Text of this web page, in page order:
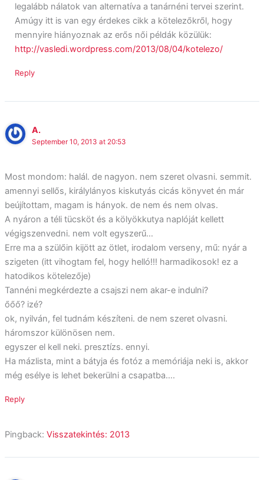
legalább nálatok van alternatíva a tanárnéni tervei szerint.
Amúgy itt is van egy érdekes cikk a kötelezőkről, hogy
mennyire hiányoznak az erős női példák közülük:
http://vasledi.wordpress.com/2013/08/04/kotelezo/
Reply
A.
September 10, 2013 at 20:53
Most mondom: halál. de nagyon. nem szeret olvasni. semmit.
amennyi sellős, királylányos kiskutyás cicás könyvet én már
beújítottam, magam is hányok. de nem és nem olvas.
A nyáron a téli tücsköt és a kölyökkutya naplóját kellett
végigszenvedni. nem volt egyszerű…
Erre ma a szülőin kijött az ötlet, irodalom verseny, mű: nyár a
szigeten (itt vihogtam fel, hogy helló!!! harmadikosok! ez a
hatodikos kötelezője)
Tannéni megkérdezte a csajszi nem akar-e indulni?
őőő? izé?
ok, nyilván, fel tudnám készíteni. de nem szeret olvasni.
háromszor különösen nem.
egyszer el kell neki. presztízs. ennyi.
Ha mázlista, mint a bátyja és fotóz a memóriája neki is, akkor
még esélye is lehet bekerülni a csapatba….
Reply
Pingback: Visszatekintés: 2013